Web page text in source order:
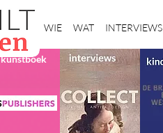
Home WIE WAT INTERVIEWS
kunstboek